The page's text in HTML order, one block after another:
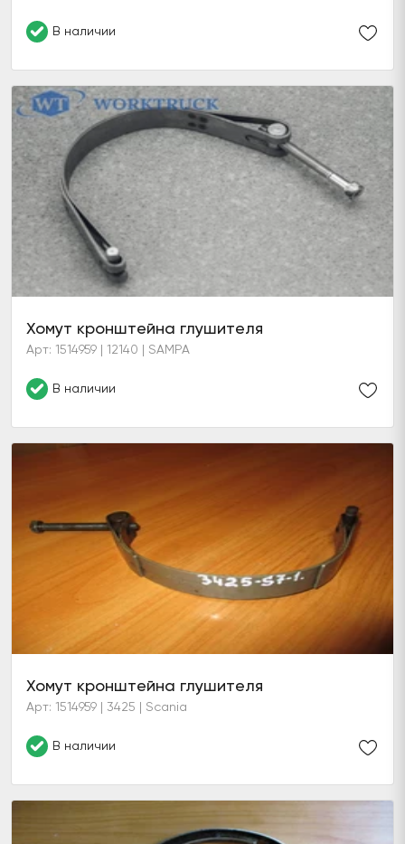
В наличии
Хомут кронштейна глушителя
Арт: 1514959 | 12140 | SAMPA
В наличии
Хомут кронштейна глушителя
Арт: 1514959 | 3425 | Scania
В наличии